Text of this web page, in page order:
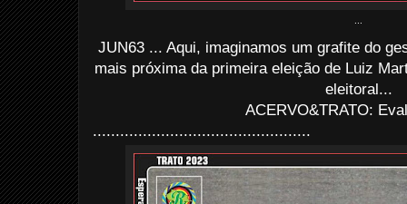
JUN63 ... Aqui, imaginamos um grafite do
mais próxima da primeira eleição de Luiz
eleitoral...
ACERVO&TRATO:
................................................